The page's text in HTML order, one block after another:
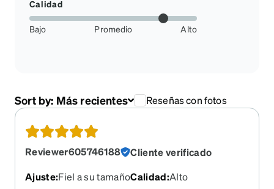
Calidad
Bajo Promedio Alto
Sort by: Más recientes Reseñas con fotos
Reviewer605746188
Cliente verificado
Ajuste:Fiel a su tamañoCalidad:Alto